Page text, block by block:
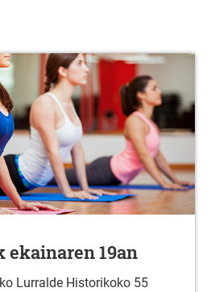
ekainaren 19an
Lurralde Historikoko 55